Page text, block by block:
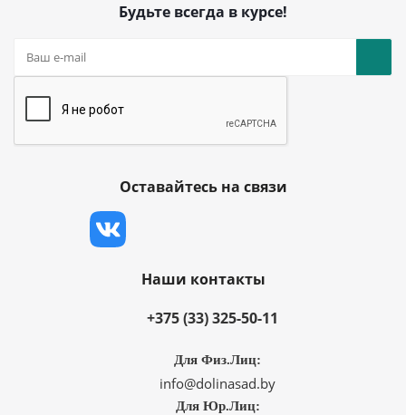
Будьте всегда в курсе!
Оставайтесь на связи
Наши контакты
+375 (33) 325-50-11
Для Физ.Лиц:
info@dolinasad.by
Для Юр.Лиц: